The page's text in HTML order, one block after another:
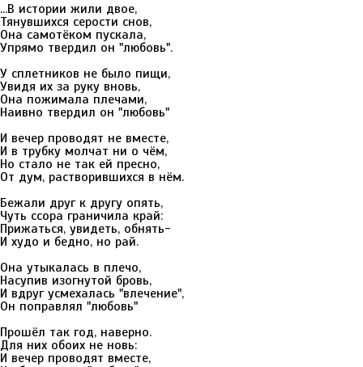
...В истории жили двое,
Тянувшихся серости снов,
Она самотёком пускала,
Упрямо твердил он "любовь".
У сплетников не было пищи,
Увидя их за руку вновь,
Она пожимала плечами,
Наивно твердил он "любовь"
И вечер проводят не вместе,
И в трубку молчат ни о чём,
Но стало не так ей пресно,
От дум, растворившихся в нём.
Бежали друг к другу опять,
Чуть ссора граничила край:
Прижаться, увидеть, обнять-
И худо и бедно, но рай.
Она утыкалась в плечо,
Насупив изогнутой бровь,
И вдруг усмехалась "влечение",
Он поправлял "любовь"
Прошёл так год, наверно.
Для них обоих не новь:
И вечер проводят вместе,